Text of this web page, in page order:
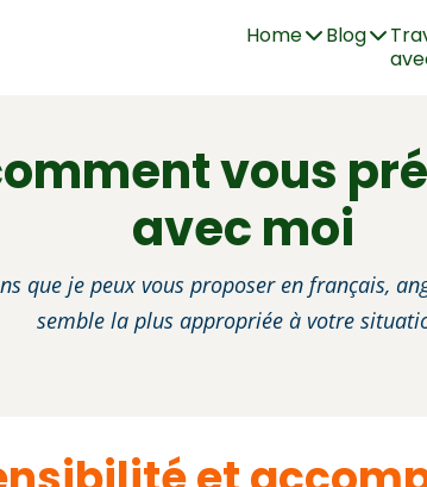
Home Blog
vous
avec moi
que je peux vous proposer en français,
semble la plus appropriée à votre